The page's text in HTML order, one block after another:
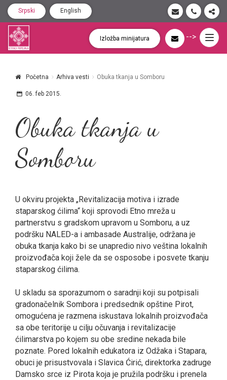
Srpski English
Izložba minijatura -->
Početna Arhiva vesti Obuka tkanja u Somboru
06. feb 2015.
Obuka tkanja u
Somboru
U okviru projekta „Revitalizacija motiva i izrade
staparskog ćilima“ koji sprovodi Etno mreža u
partnerstvu s gradskom upravom u Somboru, a uz
podršku NALED-a i ambasade Australije, održana je
obuka tkanja kako bi se unapredio nivo veština lokalnih
proizvođača koji žele da se osposobe i posvete tkanju
staparskog ćilima.
U skladu sa sporazumom o saradnji koji su potpisali
gradonačelnik Sombora i predsednik opštine Pirot,
omogućena je razmena iskustava lokalnih proizvođača
sa obe teritorije u cilju očuvanja i revitalizacije
ćilimarstva po kojem su obe sredine nekada bile
poznate. Pored lokalnih edukatora iz Odžaka i Stapara,
obuci je prisustvovala i Slavica Ćirić, direktorka zadruge
Damsko srce iz Pirota koja je pružila podršku i prenela